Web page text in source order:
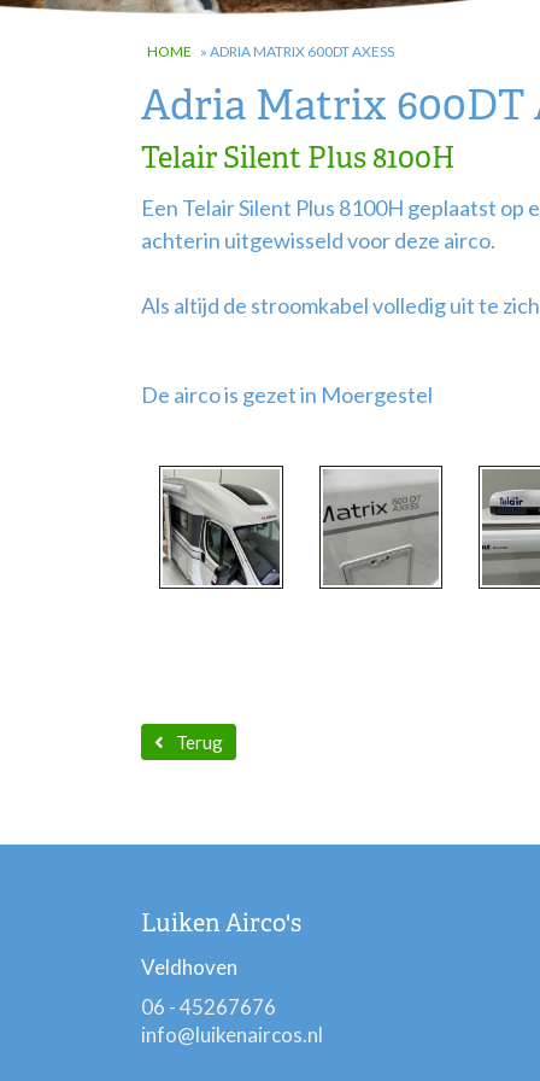
HOME » ADRIA MATRIX 600DT AXESS
Adria Matrix 600DT
Telair Silent Plus 8100H
Een Telair Silent Plus 8100H geplaatst
achterin uitgewisseld voor deze airco.
Als altijd de stroomkabel volledig uit te
De airco is gezet in Moergestel
Terug
Luiken Airco's
Veldhoven
06 - 45267676
info@luikenaircos.nl